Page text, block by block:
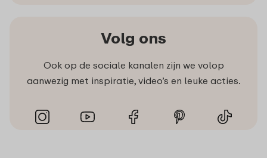
Volg ons
Ook op de sociale kanalen zijn we volop
aanwezig met inspiratie, video’s en leuke acties.